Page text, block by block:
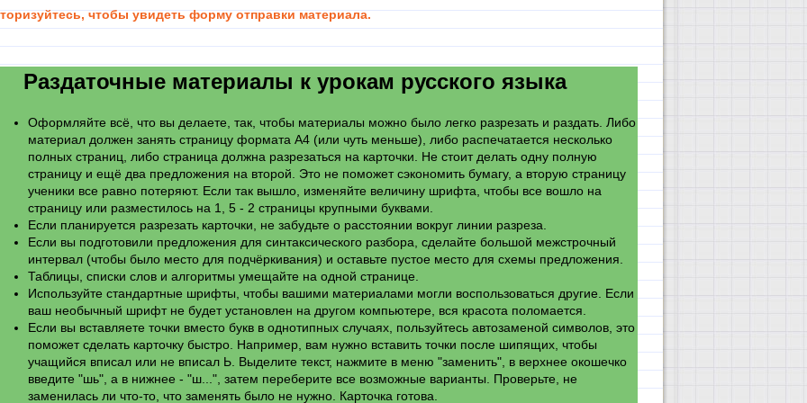
чтобы увидеть форму отправки материала.
материалы к урокам русского языка
Оформляйте всё, что вы делаете, так, чтобы материалы можно было легко разрезать и раздать. Либо
материал должен занять страницу формата А4 (или чуть меньше), либо распечатается несколько
полных страниц, либо страница должна разрезаться на карточки. Не стоит делать одну полную
страницу и ещё два предложения на второй. Это не поможет сэкономить бумагу, а вторую страницу
ученики все равно потеряют. Если так вышло, изменяйте величину шрифта, чтобы все вошло на
страницу или разместилось на 1, 5 - 2 страницы крупными буквами.
Если планируется разрезать карточки, не забудьте о расстоянии вокруг линии разреза.
Если вы подготовили предложения для синтаксического разбора, сделайте большой межстрочный
интервал (чтобы было место для подчёркивания) и оставьте пустое место для схемы предложения.
Таблицы, списки слов и алгоритмы умещайте на одной странице.
Используйте стандартные шрифты, чтобы вашими материалами могли воспользоваться другие. Если
ваш необычный шрифт не будет установлен на другом компьютере, вся красота поломается.
Если вы вставляете точки вместо букв в однотипных случаях, пользуйтесь автозаменой символов, это
поможет сделать карточку быстро. Например, вам нужно вставить точки после шипящих, чтобы
учащийся вписал или не вписал Ь. Выделите текст, нажмите в меню "заменить", в верхнее окошечко
введите "шь", а в нижнее - "ш...", затем переберите все возможные варианты. Проверьте, не
заменилась ли что-то, что заменять было не нужно. Карточка готова.